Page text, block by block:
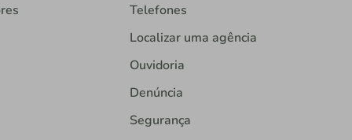
Telefones
Localizar uma agência
Ouvidoria
Denúncia
Segurança